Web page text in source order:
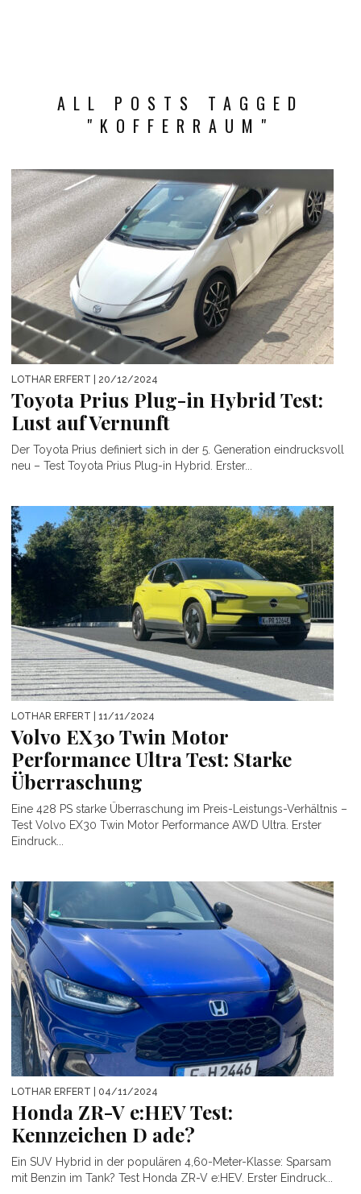
ALL POSTS TAGGED
"KOFFERRAUM"
LOTHAR ERFERT | 20/12/2024
Toyota Prius Plug-in Hybrid Test:
Lust auf Vernunft
Der Toyota Prius definiert sich in der 5. Generation eindrucksvoll
neu – Test Toyota Prius Plug-in Hybrid. Erster...
LOTHAR ERFERT | 11/11/2024
Volvo EX30 Twin Motor
Performance Ultra Test: Starke
Überraschung
Eine 428 PS starke Überraschung im Preis-Leistungs-Verhältnis –
Test Volvo EX30 Twin Motor Performance AWD Ultra. Erster
Eindruck...
LOTHAR ERFERT | 04/11/2024
Honda ZR-V e:HEV Test:
Kennzeichen D ade?
Ein SUV Hybrid in der populären 4,60-Meter-Klasse: Sparsam
mit Benzin im Tank? Test Honda ZR-V e:HEV. Erster Eindruck...